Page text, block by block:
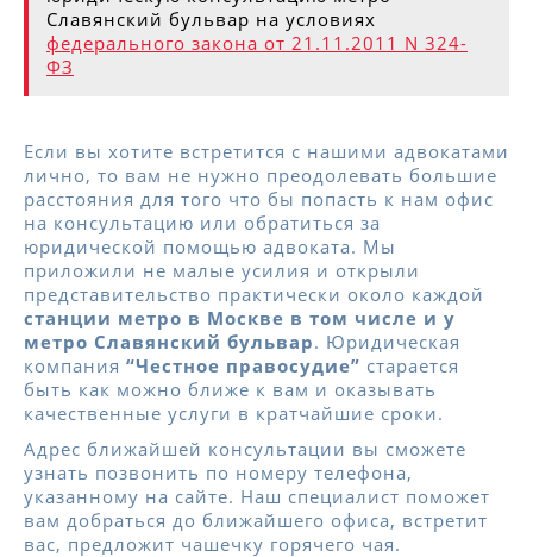
Славянский бульвар на условиях
федерального закона от 21.11.2011 N 324-
ФЗ
Если вы хотите встретится с нашими адвокатами
лично, то вам не нужно преодолевать большие
расстояния для того что бы попасть к нам офис
на консультацию или обратиться за
юридической помощью адвоката. Мы
приложили не малые усилия и открыли
представительство практически около каждой
станции метро в Москве в том числе и у
метро Славянский бульвар. Юридическая
компания “Честное правосудие” старается
быть как можно ближе к вам и оказывать
качественные услуги в кратчайшие сроки.
Адрес ближайшей консультации вы сможете
узнать позвонить по номеру телефона,
указанному на сайте. Наш специалист поможет
вам добраться до ближайшего офиса, встретит
вас, предложит чашечку горячего чая.